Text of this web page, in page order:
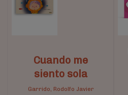
Cuando me
siento sola
Garrido, Rodolfo Javier